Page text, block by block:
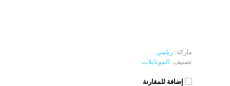
ماركة: ريلمي
تصنيف: الموبايلات
إضافة للمقارنة